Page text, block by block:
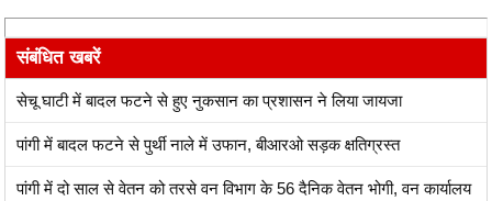
संबंधित खबरें
सेचू घाटी में बादल फटने से हुए नुकसान का प्रशासन ने लिया जायजा
पांगी में बादल फटने से पुर्थी नाले में उफान, बीआरओ सड़क क्षतिग्रस्त
पांगी में दो साल से वेतन को तरसे वन विभाग के 56 दैनिक वेतन भोगी, वन कार्यालय